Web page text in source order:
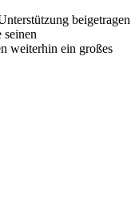
beigetragen
weiterhin ein großes